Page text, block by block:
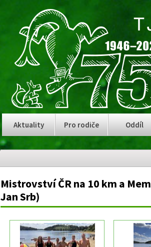
Aktuality Pro rodiče Oddíl
Mistrovství ČR na 10 km a
Jan Srb)